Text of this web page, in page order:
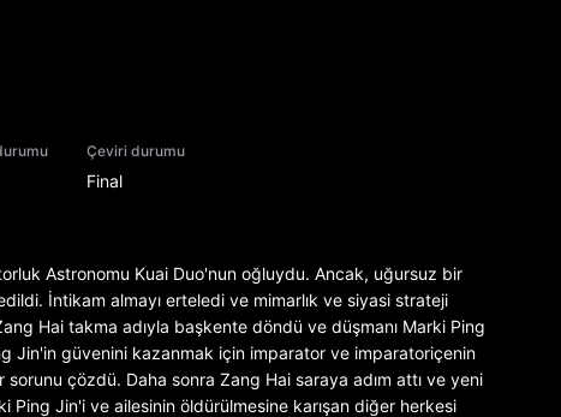
Çeviri durumu
Final
Astronomu Kuai Duo'nun oğluydu. Ancak, uğursuz bir
İntikam almayı erteledi ve mimarlık ve siyasi strateji
Hai takma adıyla başkente döndü ve düşmanı Marki Ping
Jin'in güvenini kazanmak için imparator ve imparatoriçenin
çözdü. Daha sonra Zang Hai saraya adım attı ve yeni
Ping Jin'i ve ailesinin öldürülmesine karışan diğer herkesi